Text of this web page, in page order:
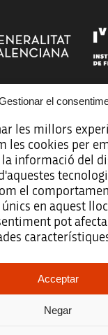
el
les millors
les cookies per
la informació del
el
en aquest
pot
Acceptar
Negar
de datos
de tratamiento